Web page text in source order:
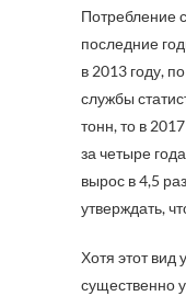
Потребление
последние
в 2013 году,
службы
тонн, то в
за четыре
вырос в 4,5
утверждать,
Хотя этот
существенно